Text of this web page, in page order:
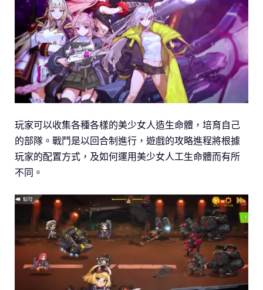
玩家可以收集各種各樣的美少女人造生命體，培育自己
的部隊。戰鬥是以回合制進行，遊戲的攻略進程將根據
玩家的配置方式，及如何運用美少女人工生命體而有所
不同。